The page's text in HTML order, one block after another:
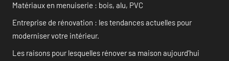
Matériaux en menuiserie : bois, alu, PVC
Entreprise de rénovation : les tendances actuelles pour
moderniser votre intérieur.
Les raisons pour lesquelles rénover sa maison aujourd’hui